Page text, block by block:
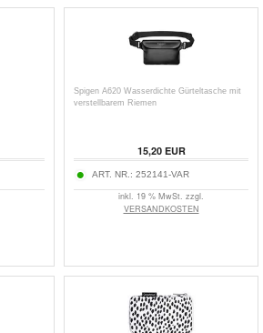
Spigen A620 Wasserdichte Gürteltasche mit
verstellbarem Riemen
15,20EUR
ART. NR.: 252141-VAR
inkl. 19 % MwSt. zzgl.
VERSANDKOSTEN